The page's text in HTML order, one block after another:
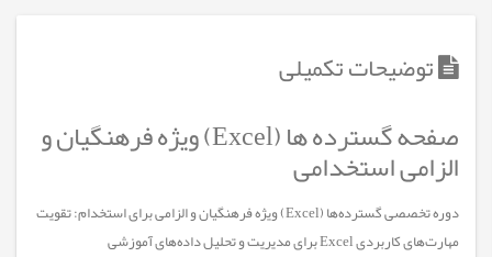
توضیحات تکمیلی
صفحه گسترده ها (Excel) ویژه فرهنگیان و
الزامی استخدامی
دوره تخصصی گسترده‌ها (Excel) ویژه فرهنگیان و الزامی برای استخدام: تقویت
مهارت‌های کاربردی Excel برای مدیریت و تحلیل داده‌های آموزشی